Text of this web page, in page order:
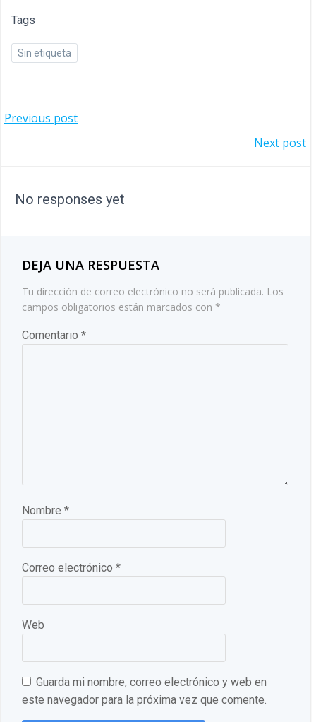
Tags
Sin etiqueta
NAVEGACIÓN
ENTRADAS
Previous post
ENTRADAS
Next post
No responses yet
DEJA UNA RESPUESTA
Tu dirección de correo electrónico no será publicada. Los
campos obligatorios están marcados con *
Comentario *
Nombre *
Correo electrónico *
Web
Guarda mi nombre, correo electrónico y web en
este navegador para la próxima vez que comente.